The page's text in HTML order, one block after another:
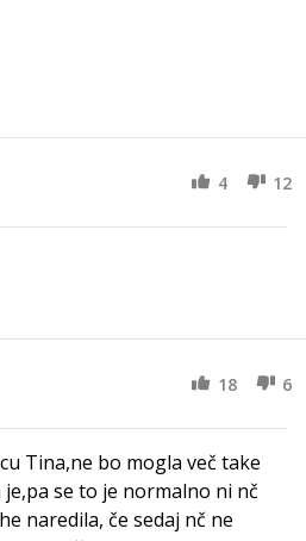
4 12
18 6
Tina,ne bo mogla več take
se to je normalno ni nč
naredila, če sedaj nč ne